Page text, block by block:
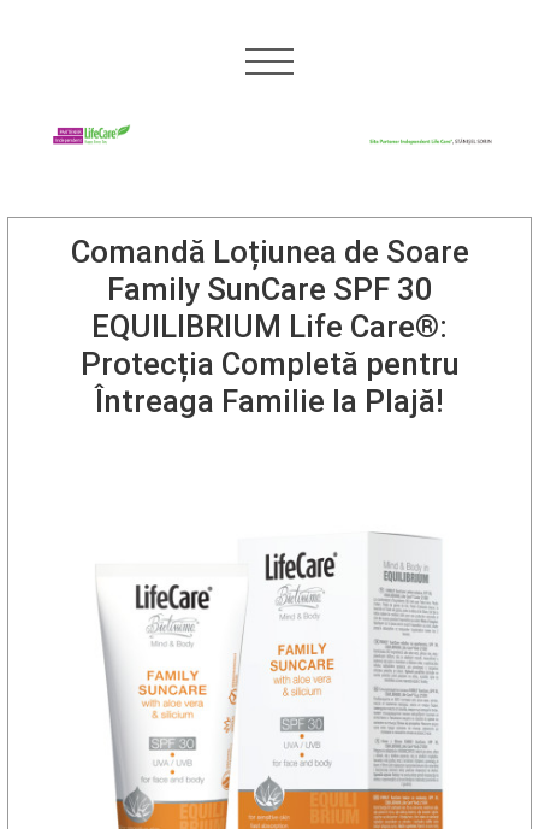
Comandă Loțiunea de Soare
Family SunCare SPF 30
EQUILIBRIUM Life Care®:
Protecția Completă pentru
Întreaga Familie la Plajă!